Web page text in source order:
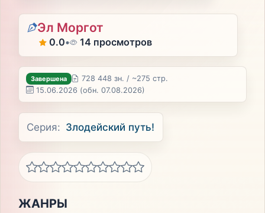
Эл Моргот
0.0• 14 просмотров
Завершена
728 448 зн. / ~275 стр.
15.06.2026 (обн. 07.08.2026)
Серия: Злодейский путь!
ЖАНРЫ